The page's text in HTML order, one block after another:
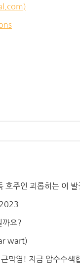
호주인 괴롭히는 이
까요?
wart)
막염! 지금 압수수색